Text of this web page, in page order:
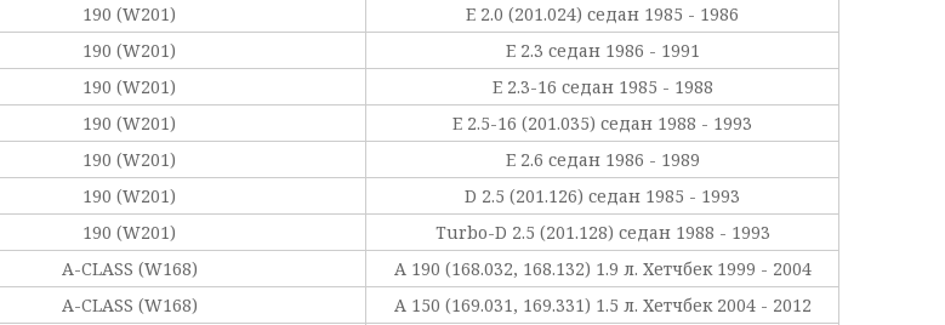
190 (W201)
E 2.0 (201.024) седан 1985 - 1986
190 (W201)
E 2.3 седан 1986 - 1991
190 (W201)
E 2.3-16 седан 1985 - 1988
190 (W201)
E 2.5-16 (201.035) седан 1988 - 1993
190 (W201)
E 2.6 седан 1986 - 1989
190 (W201)
D 2.5 (201.126) седан 1985 - 1993
190 (W201)
Turbo-D 2.5 (201.128) седан 1988 - 1993
A-CLASS (W168)
A 190 (168.032, 168.132) 1.9 л. Хетчбек 1999 - 2004
A-CLASS (W168)
A 150 (169.031, 169.331) 1.5 л. Хетчбек 2004 - 2012